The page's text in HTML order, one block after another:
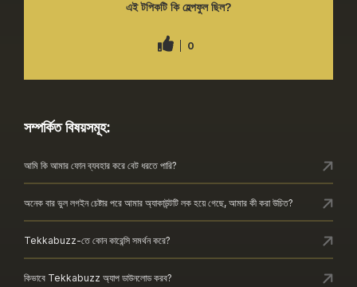
এই টপিকটি কি হেল্পফুল ছিল?
0
সম্পর্কিত বিষয়সমূহ:
আমি কি আমার ফোন ব্যবহার করে বেট ধরতে পারি?
অনেক বার ভুল লগইন চেষ্টার পরে আমার অ্যাকাউন্টটি লক হয়ে গেছে, আমার কী করা উচিত?
Tekkabuzz-তে কোন কারেন্সি সমর্থন করে?
কিভাবে Tekkabuzz অ্যাপ ডাউনলোড করব?